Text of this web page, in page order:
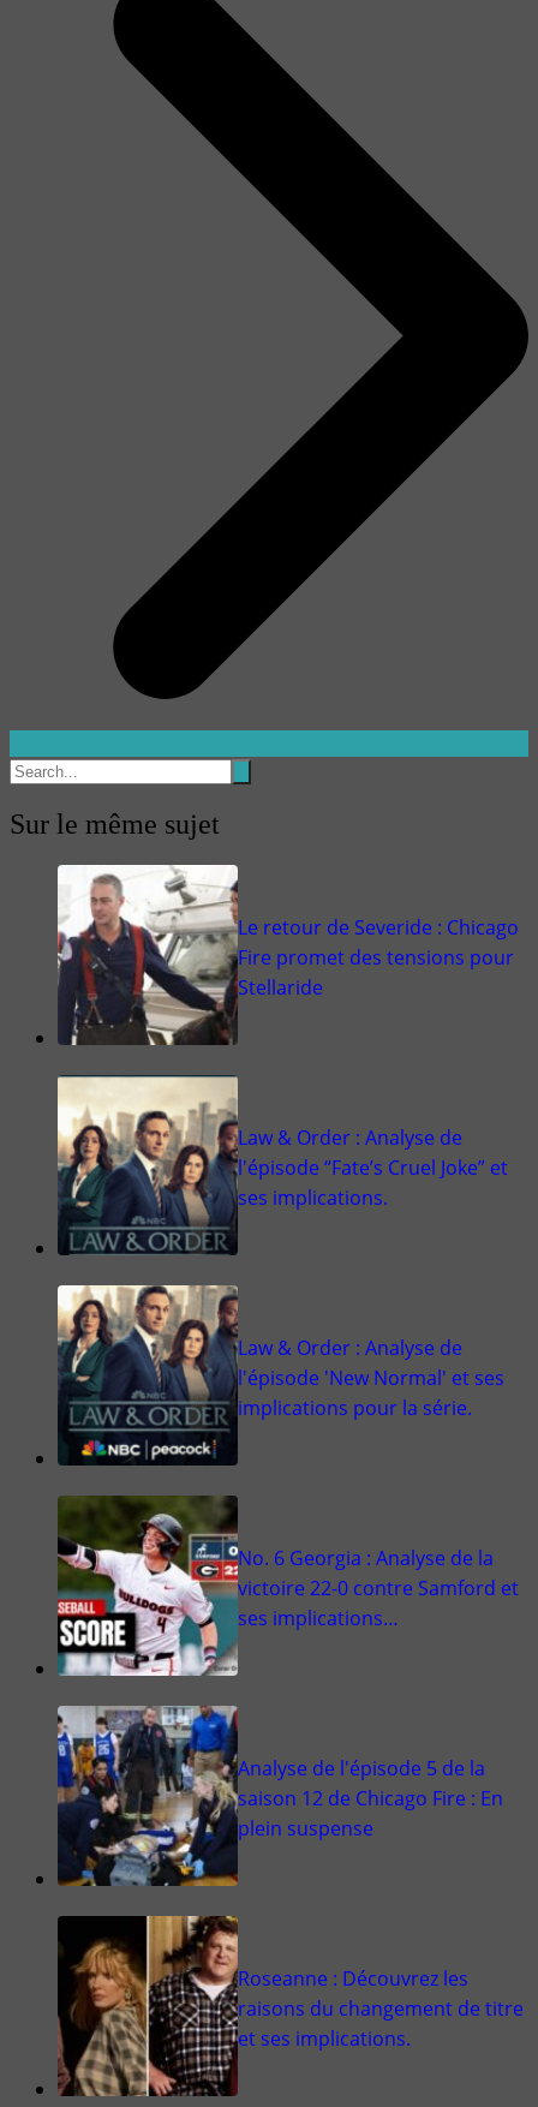
Sur le même sujet
Le retour de Severide : Chicago
Fire promet des tensions pour
Stellaride
Law & Order : Analyse de
l'épisode “Fate’s Cruel Joke” et
ses implications.
Law & Order : Analyse de
l'épisode 'New Normal' et ses
implications pour la série.
No. 6 Georgia : Analyse de la
victoire 22-0 contre Samford et
ses implications…
Analyse de l'épisode 5 de la
saison 12 de Chicago Fire : En
plein suspense
Roseanne : Découvrez les
raisons du changement de titre
et ses implications.